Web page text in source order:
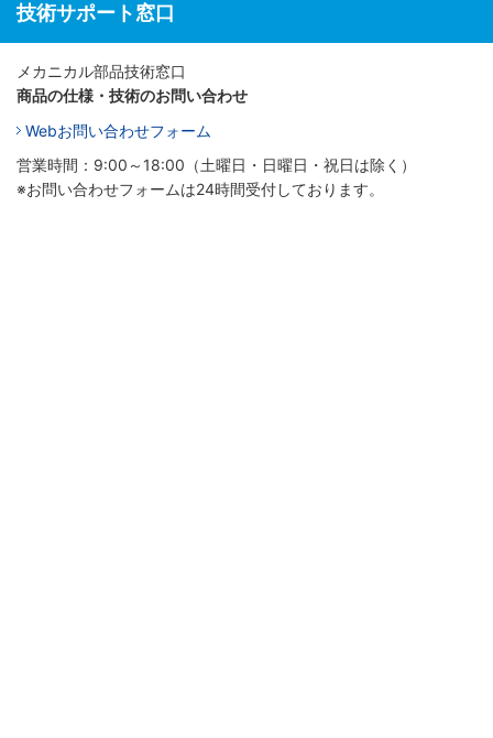
技術サポート窓口
メカニカル部品技術窓口
商品の仕様・技術のお問い合わせ
Webお問い合わせフォーム
営業時間：9:00～18:00（土曜日・日曜日・祝日は除く）
※お問い合わせフォームは24時間受付しております。